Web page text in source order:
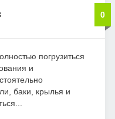
0
погрузиться
и
баки, крылья и